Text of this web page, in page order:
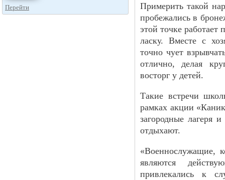
Перейти
Примерить такой
пробежались в
этой точке
ласку. Вместе с
точно чует
отлично, делая
восторг у детей.
Такие встречи
рамках акции
загородные лагеря
отдыхают.
«Военнослужащие,
являются
привлекались к